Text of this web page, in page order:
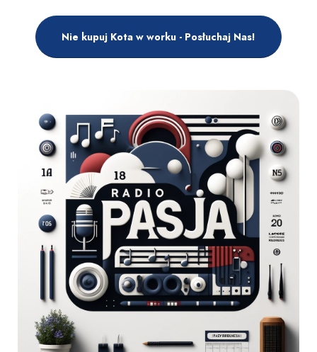
Nie kupuj Kota w worku - Posłuchaj Nas!